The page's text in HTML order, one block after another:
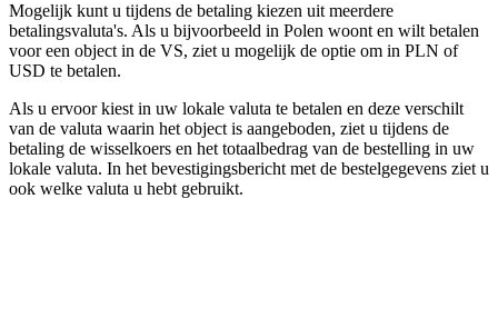
Mogelijk kunt u tijdens de betaling kiezen uit meerdere
betalingsvaluta's. Als u bijvoorbeeld in Polen woont en wilt betalen
voor een object in de VS, ziet u mogelijk de optie om in PLN of
USD te betalen.
Als u ervoor kiest in uw lokale valuta te betalen en deze verschilt
van de valuta waarin het object is aangeboden, ziet u tijdens de
betaling de wisselkoers en het totaalbedrag van de bestelling in uw
lokale valuta. In het bevestigingsbericht met de bestelgegevens ziet u
ook welke valuta u hebt gebruikt.